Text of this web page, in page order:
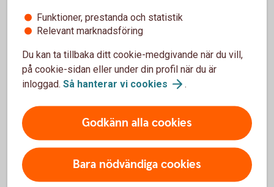
Platinum
13,05 % (2025-10-01)
Effektiv ränta
Funktioner, prestanda och statistik
Relevant marknadsföring
Du kan ta tillbaka ditt cookie-medgivande när du vill,
på cookie-sidan eller under din profil när du är
inloggad. Så hanterar vi cookies .
Godkänn alla cookies
Bara nödvändiga cookies